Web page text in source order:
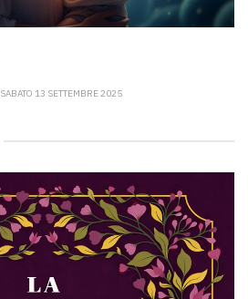
SABATO 13 SETTEMBRE 2025